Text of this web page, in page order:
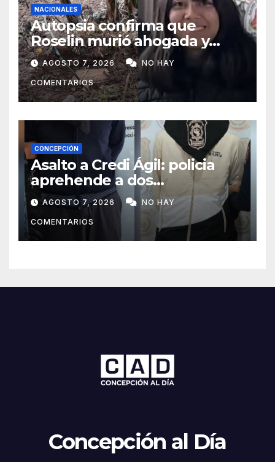
NACIONALES
Autopsia confirma que
Roselin murió ahogada y
luego sufrió una violenta
mutilación
AGOSTO 7, 2026 NO HAY
COMENTARIOS
CONCEPCIÓN
Asalto a Credi Ágil: policia
aprehende a dos
sospechosos e incauta
evidencias en Concepción
AGOSTO 7, 2026 NO HAY
COMENTARIOS
Concepción al Día